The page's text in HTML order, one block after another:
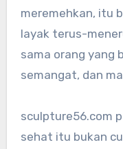
meremehkan, itu
layak terus-
sama orang yang
semangat, dan
sculpture56.com
sehat itu bukan